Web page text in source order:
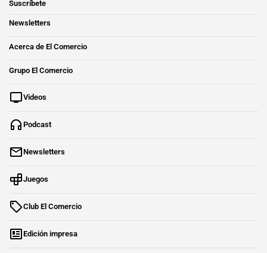
Suscríbete
Newsletters
Acerca de El Comercio
Grupo El Comercio
Videos
Podcast
Newsletters
Juegos
Club El Comercio
Edición impresa